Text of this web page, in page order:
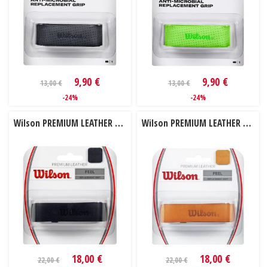
13,00 € 9,90 €
-24%
13,00 € 9,90 €
-24%
Wilson PREMIUM LEATHER čierna 1ks
22,00 € 18,00 €
Wilson PREMIUM LEATHER natural 1ks
22,00 € 18,00 €